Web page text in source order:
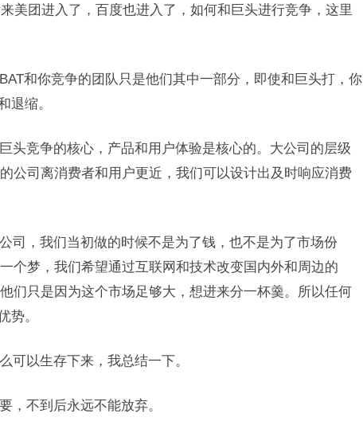
美团进入了，百度也进入了，如何和巨头进行竞争，这里
和你竞争的团队只是他们其中一部分，即使和巨头打，你
退缩。
头竞争的核心，产品和用户体验是核心的。大公司的层级
公司离消费者和用户更近，我们可以设计出及时响应消费
司，我们当初做的时候不是为了钱，也不是为了市场份
个梦，我们希望通过互联网和技术改变国内外和周边的
们只是因为这个市场足够大，想进来分一杯羹。所以任何
势。
可以生存下来，我总结一下。
，不到后永远不能放弃。